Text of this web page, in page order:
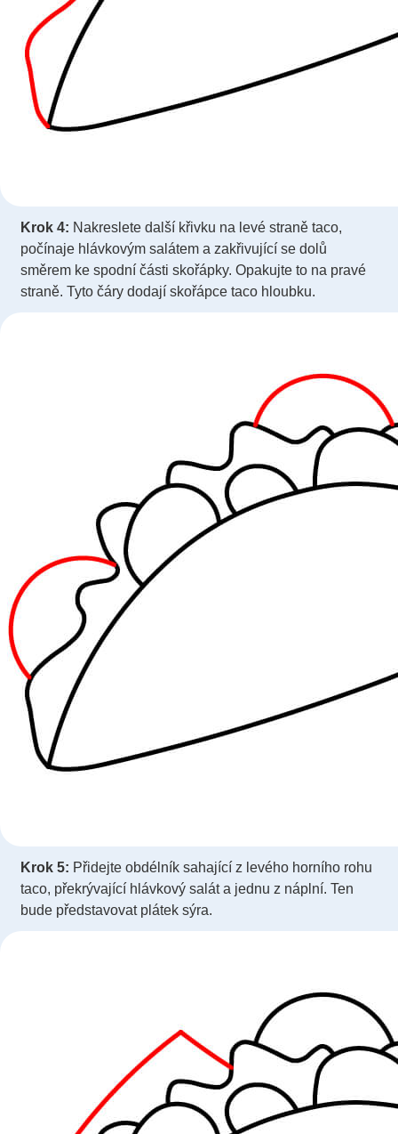
Krok 4: Nakreslete další křivku na levé straně taco,
počínaje hlávkovým salátem a zakřivující se dolů
směrem ke spodní části skořápky. Opakujte to na pravé
straně. Tyto čáry dodají skořápce taco hloubku.
Krok 5: Přidejte obdélník sahající z levého horního rohu
taco, překrývající hlávkový salát a jednu z náplní. Ten
bude představovat plátek sýra.